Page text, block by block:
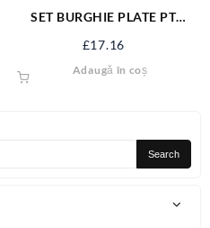
SET BURGHIE PLATE PT
£17.16
Adaugă în coș